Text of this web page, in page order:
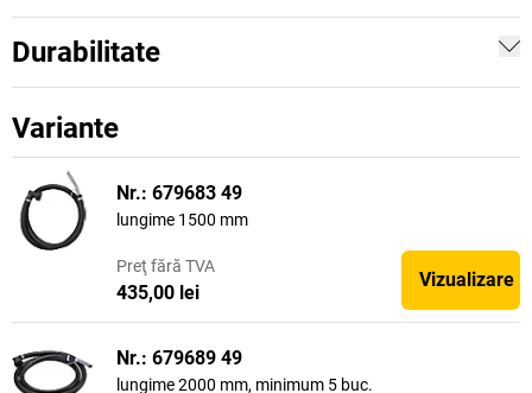
Durabilitate
Variante
Nr.: 679683 49
lungime 1500 mm
Preţ fără TVA
435,00 lei
Vizualizare
Nr.: 679689 49
lungime 2000 mm, minimum 5 buc.